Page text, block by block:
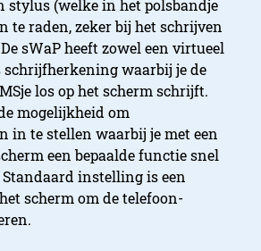
stylus (welke in het polsbandje
te raden, zeker bij het schrijven
sWaP heeft zowel een virtueel
schrijfherkening waarbij je de
los op het scherm schrijft.
mogelijkheid om
in te stellen waarbij je met een
een bepaalde functie snel
instelling is een
scherm om de telefoon-